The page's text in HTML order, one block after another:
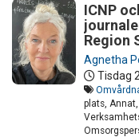
ICNP
Region
Agnetha
Tisdag
plats,